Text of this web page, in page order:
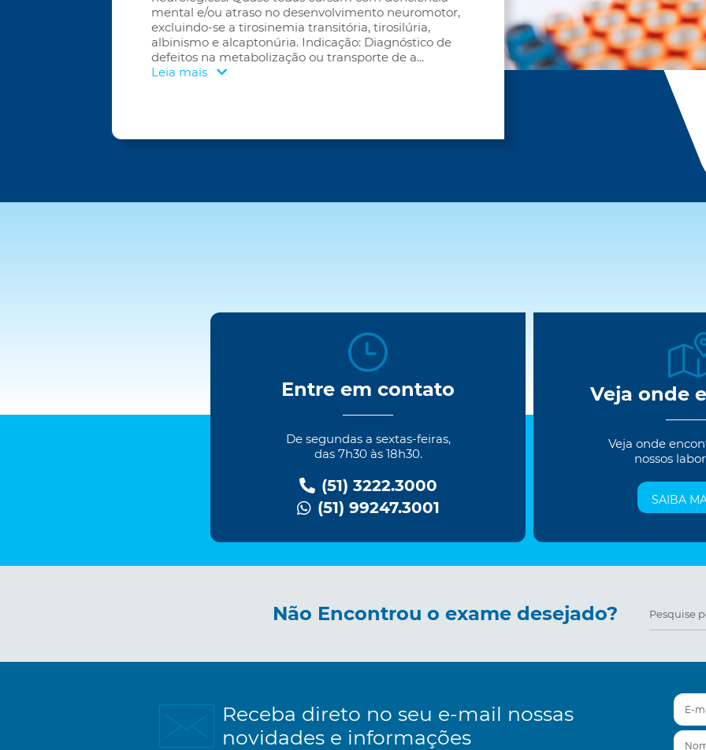
mental e/ou atraso no desenvolvimento neuromotor,
excluindo-se a tirosinemia transitória, tirosilúria,
albinismo e alcaptonúria. Indicação: Diagnóstico de
defeitos na metabolização ou transporte de a...
Leia mais
Entre em contato
De segundas a sextas-feiras,
das 7h30 às 18h30.
(51) 3222.3000
(51) 99247.3001
Veja onde
Veja onde
nossos
SAIBA
Não Encontrou o exame desejado?
Receba direto no seu e-mail nossas
novidades e informações
E-mail
Nome